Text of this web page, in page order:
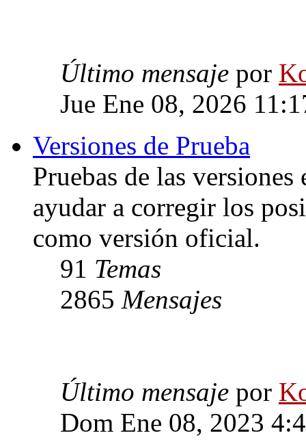
Último mensaje por
Jue Ene 08, 2026
Versiones de Prueba
Pruebas de las
ayudar a corregir los
como versión oficial.
91 Temas
2865 Mensajes
Último mensaje por
Dom Ene 08, 2023